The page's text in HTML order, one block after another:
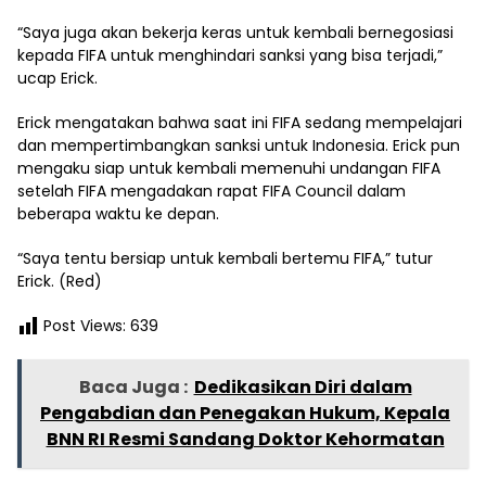
“Saya juga akan bekerja keras untuk kembali bernegosiasi
kepada FIFA untuk menghindari sanksi yang bisa terjadi,”
ucap Erick.
Erick mengatakan bahwa saat ini FIFA sedang mempelajari
dan mempertimbangkan sanksi untuk Indonesia. Erick pun
mengaku siap untuk kembali memenuhi undangan FIFA
setelah FIFA mengadakan rapat FIFA Council dalam
beberapa waktu ke depan.
“Saya tentu bersiap untuk kembali bertemu FIFA,” tutur
Erick. (Red)
Post Views: 639
Baca Juga : Dedikasikan Diri dalam
Pengabdian dan Penegakan Hukum, Kepala
BNN RI Resmi Sandang Doktor Kehormatan